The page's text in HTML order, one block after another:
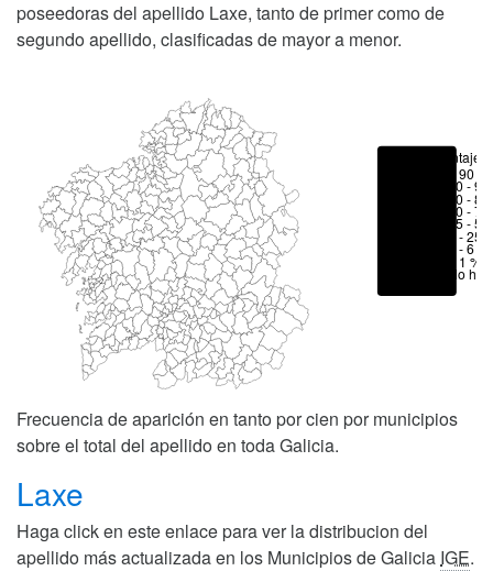
poseedoras del apellido Laxe, tanto de primer como de
segundo apellido, clasificadas de mayor a menor.
Porcentajes
> 90 %
80 -
70 -
50 -
25 -
6 - 25
1 - 6 %
< 1 %
No hay
Frecuencia de aparición en tanto por cien por municipios
sobre el total del apellido en toda Galicia.
Laxe
Haga click en este enlace para ver la distribucion del
apellido más actualizada en los Municipios de Galicia IGE.